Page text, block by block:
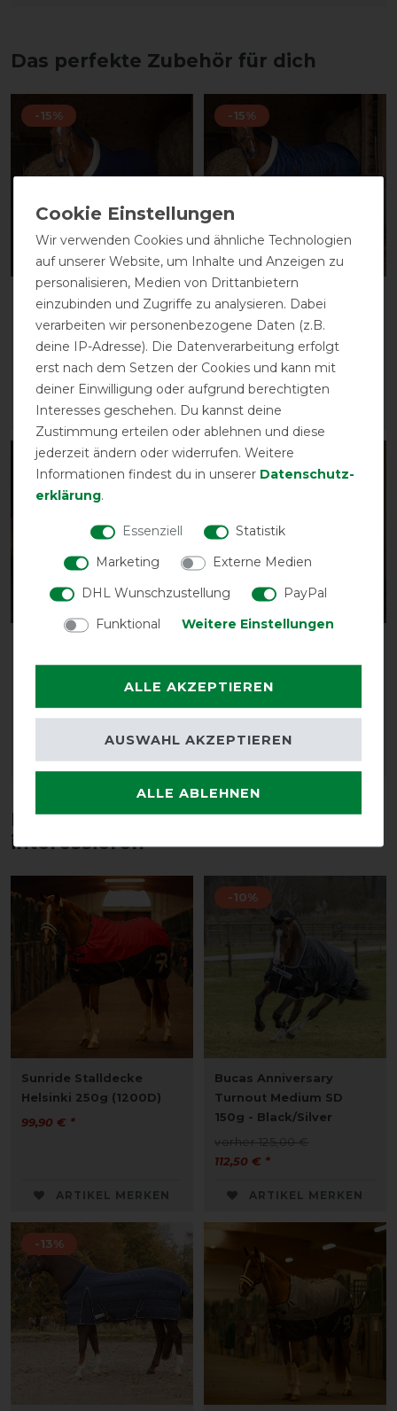
Das perfekte Zubehör für dich
-15%
Equithème Teddy
vorher 89,00 €
ARTIKEL MERKEN
-15%
Equithème Teddy
marineblau
vorher 99,90 €
ARTIKEL MERKEN
-10%
Wolldecke - marineblau
107,10 € *
ARTIKEL MERKEN
-35%
Lammfell Stalldecke -
marineblau 0g
vorher 119,00 €
ARTIKEL MERKEN
Diese Produkte könnten dich auch
interessieren
Sunride Stalldecke
Helsinki 250g (1200D)
99,90 € *
ARTIKEL MERKEN
-10%
Bucas Anniversary
Turnout Medium SD
150g - Black/Silver
vorher 125,00 €
112,50 € *
ARTIKEL MERKEN
-13%
Wir verwenden Cookies und ähnliche Technologien
auf unserer Website, um Inhalte und Anzeigen zu
personalisieren, Medien von Drittanbietern
einzubinden und Zugriffe zu analysieren. Dabei
verarbeiten wir personenbezogene Daten (z.B.
deine IP-Adresse). Die Datenverarbeitung erfolgt
erst nach dem Setzen der Cookies und kann mit
deiner Einwilligung oder aufgrund berechtigten
Interesses geschehen. Du kannst deine
Zustimmung erteilen oder ablehnen und diese
jederzeit ändern oder widerrufen. Weitere
Informationen findest du in unserer Daten­schutz­
erklärung.
Essenziell
Statistik
Marketing
Externe Medien
DHL Wunschzustellung
PayPal
Funktional
Weitere Einstellungen
ALLE AKZEPTIEREN
ALLE ABLEHNEN
AUSWAHL AKZEPTIEREN